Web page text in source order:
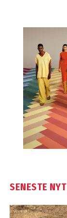
SENESTE NYT